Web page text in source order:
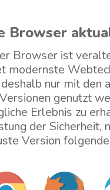
Browser
Browser ist
modernste
nur mit den
genutzt
Erlebnis zu
der Sicherheit,
Version